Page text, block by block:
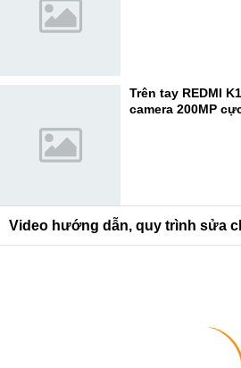
Trên tay REDMI
camera 200MP
Video hướng dẫn, quy trình sửa